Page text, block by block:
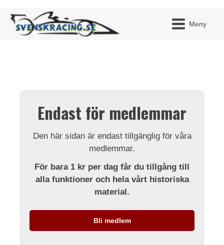
Meny
Endast för medlemmar
Den här sidan är endast tillgänglig för våra
medlemmar.
För bara 1 kr per dag får du tillgång till
alla funktioner och hela vårt historiska
material.
Bli medlem